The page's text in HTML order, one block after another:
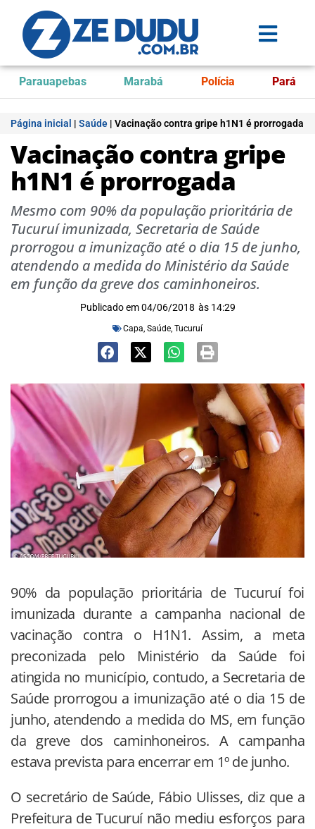
Parauapebas Marabá Polícia Pará
Página inicial | Saúde | Vacinação contra gripe h1N1 é prorrogada
Vacinação contra gripe
h1N1 é prorrogada
Mesmo com 90% da população prioritária de
Tucuruí imunizada, Secretaria de Saúde
prorrogou a imunização até o dia 15 de junho,
atendendo a medida do Ministério da Saúde
em função da greve dos caminhoneiros.
Publicado em 04/06/2018 às 14:29
Capa, Saúde, Tucuruí
90% da população prioritária de Tucuruí foi
imunizada durante a campanha nacional de
vacinação contra o H1N1. Assim, a meta
preconizada pelo Ministério da Saúde foi
atingida no município, contudo, a Secretaria de
Saúde prorrogou a imunização até o dia 15 de
junho, atendendo a medida do MS, em função
da greve dos caminhoneiros. A campanha
estava prevista para encerrar em 1º de junho.
O secretário de Saúde, Fábio Ulisses, diz que a
Prefeitura de Tucuruí não mediu esforços para